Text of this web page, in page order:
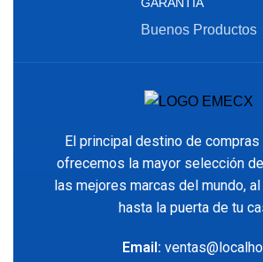
Buenos Productos
El principal destino de compras
ofrecemos la mayor selección
las mejores marcas del mundo,
hasta la puerta de tu
Email: